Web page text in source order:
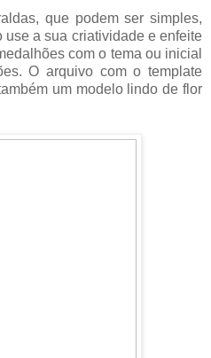
que podem ser simples,
use a sua criatividade e enfeite
com o tema ou inicial
O arquivo com o template
um modelo lindo de flor